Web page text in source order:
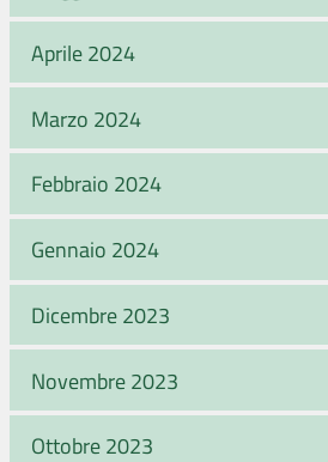
Aprile 2024
Marzo 2024
Febbraio 2024
Gennaio 2024
Dicembre 2023
Novembre 2023
Ottobre 2023